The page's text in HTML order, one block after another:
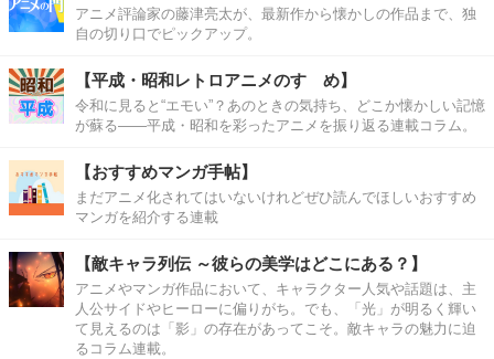
アニメ評論家の藤津亮太が、最新作から懐かしの作品まで、独
自の切り口でピックアップ。
【平成・昭和レトロアニメのすゝめ】
令和に見ると“エモい”？あのときの気持ち、どこか懐かしい記憶
が蘇る――平成・昭和を彩ったアニメを振り返る連載コラム。
【おすすめマンガ手帖】
まだアニメ化されてはいないけれどぜひ読んでほしいおすすめ
マンガを紹介する連載
【敵キャラ列伝 ～彼らの美学はどこにある？】
アニメやマンガ作品において、キャラクター人気や話題は、主
人公サイドやヒーローに偏りがち。でも、「光」が明るく輝い
て見えるのは「影」の存在があってこそ。敵キャラの魅力に迫
るコラム連載。